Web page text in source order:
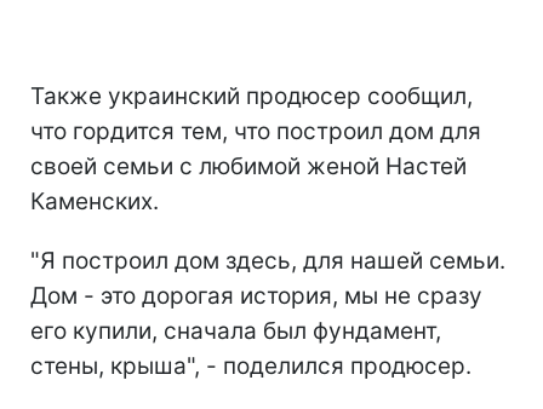
Также украинский продюсер сообщил,
что гордится тем, что построил дом для
своей семьи с любимой женой Настей
Каменских.
"Я построил дом здесь, для нашей семьи.
Дом - это дорогая история, мы не сразу
его купили, сначала был фундамент,
стены, крыша", - поделился продюсер.